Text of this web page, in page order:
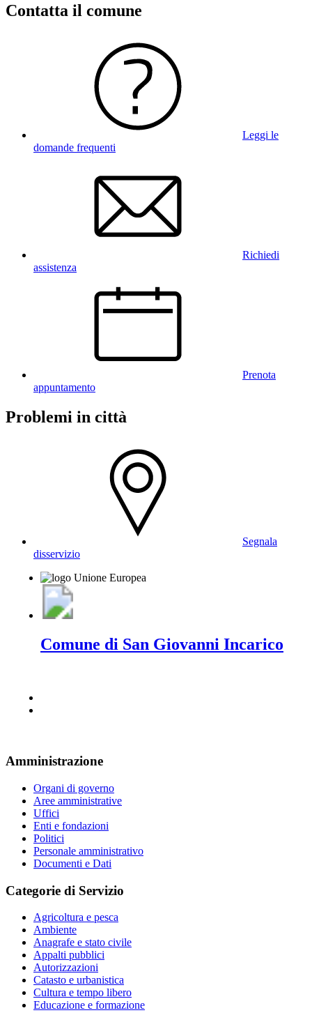
Contatta il comune
Leggi le
domande frequenti
Richiedi
assistenza
Prenota
appuntamento
Problemi in città
Segnala
disservizio
Comune di San Giovanni Incarico
Amministrazione
Organi di governo
Aree amministrative
Uffici
Enti e fondazioni
Politici
Personale amministrativo
Documenti e Dati
Categorie di Servizio
Agricoltura e pesca
Ambiente
Anagrafe e stato civile
Appalti pubblici
Autorizzazioni
Catasto e urbanistica
Cultura e tempo libero
Educazione e formazione